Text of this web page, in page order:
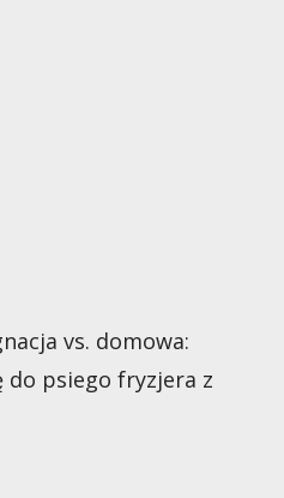
vs. domowa:
do psiego fryzjera z